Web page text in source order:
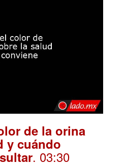
de la orina
y cuándo
. 03:30